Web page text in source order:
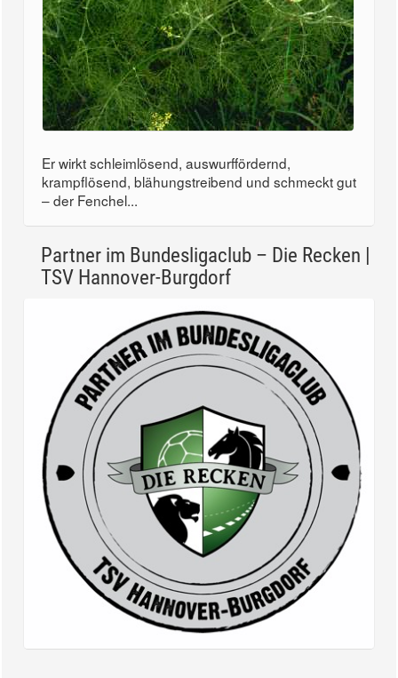
Er wirkt schleimlösend, auswurffördernd,
krampflösend, blähungstreibend und schmeckt gut
– der Fenchel...
Partner im Bundesligaclub – Die Recken |
TSV Hannover-Burgdorf